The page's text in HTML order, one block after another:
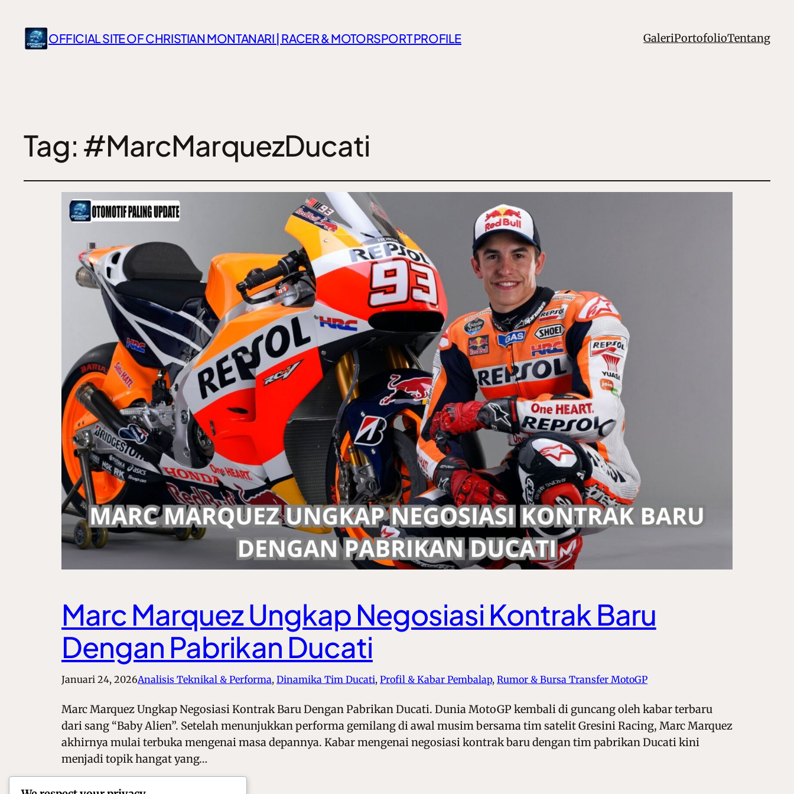
OFFICIAL SITE OF CHRISTIAN MONTANARI | RACER & MOTORSPORT PROFILE GaleriPortofolioTentang
Tag: #MarcMarquezDucati
Marc Marquez Ungkap Negosiasi Kontrak Baru
Dengan Pabrikan Ducati
Januari 24, 2026Analisis Teknikal & Performa, Dinamika Tim Ducati, Profil & Kabar Pembalap, Rumor & Bursa Transfer MotoGP
Marc Marquez Ungkap Negosiasi Kontrak Baru Dengan Pabrikan Ducati. Dunia MotoGP kembali di guncang oleh kabar terbaru
dari sang “Baby Alien”. Setelah menunjukkan performa gemilang di awal musim bersama tim satelit Gresini Racing, Marc Marquez
akhirnya mulai terbuka mengenai masa depannya. Kabar mengenai negosiasi kontrak baru dengan tim pabrikan Ducati kini
menjadi topik hangat yang…